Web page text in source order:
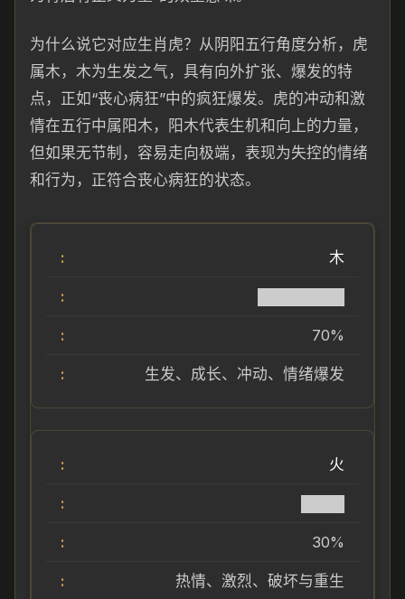
为什么说它对应生肖虎？从阴阳五行角度分析，虎
属木，木为生发之气，具有向外扩张、爆发的特
点，正如“丧心病狂”中的疯狂爆发。虎的冲动和激
情在五行中属阳木，阳木代表生机和向上的力量，
但如果无节制，容易走向极端，表现为失控的情绪
和行为，正符合丧心病狂的状态。
木
70%
生发、成长、冲动、情绪爆发
火
30%
热情、激烈、破坏与重生